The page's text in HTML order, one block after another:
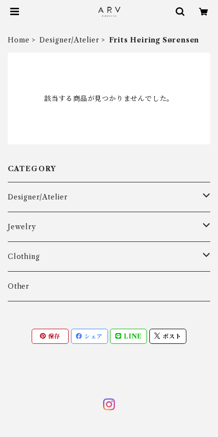
Home Designer/Atelier Frits Heiring Sørensen
該当する商品が見つかりませんでした。
CATEGORY
Designer/Atelier
Aarre & Krogh
Age Fausing
Algot Chr. Enevoldsen
ALTON
Jewelry
Bracelet
Ring
Clothing
Outer
Bottoms
Other
保存 シェア LINE ポスト